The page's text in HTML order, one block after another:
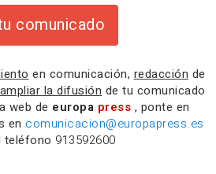
comunicado
en comunicación, redacción de
ampliar la difusión de tu comunicado
web de europa press , ponte en
en comunicacion@europapress.es
teléfono 913592600